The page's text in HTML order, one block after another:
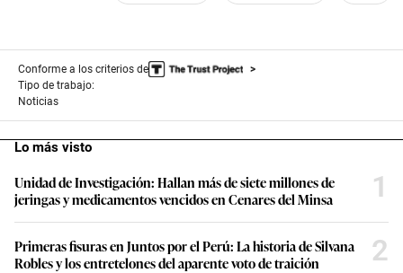
Conforme a los criterios de
Tipo de trabajo:
Noticias
Lo más visto
Unidad de Investigación: Hallan más de siete millones de
jeringas y medicamentos vencidos en Cenares del Minsa
1
Primeras fisuras en Juntos por el Perú: La historia de Silvana
Robles y los entretelones del aparente voto de traición
2